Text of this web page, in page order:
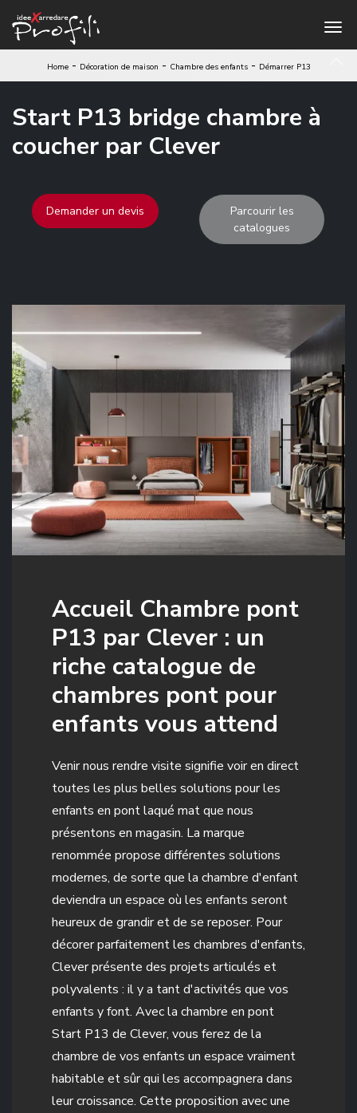
Home- Décoration de maison - Chambre des enfants - Démarrer P13
Start P13 bridge chambre à
coucher par Clever
Demander un devis
Parcourir les
catalogues
Accueil Chambre pont
P13 par Clever : un
riche catalogue de
chambres pont pour
enfants vous attend
Venir nous rendre visite signifie voir en direct
toutes les plus belles solutions pour les
enfants en pont laqué mat que nous
présentons en magasin. La marque
renommée propose différentes solutions
modernes, de sorte que la chambre d'enfant
deviendra un espace où les enfants seront
heureux de grandir et de se reposer. Pour
décorer parfaitement les chambres d'enfants,
Clever présente des projets articulés et
polyvalents : il y a tant d'activités que vos
enfants y font. Avec la chambre en pont
Start P13 de Clever, vous ferez de la
chambre de vos enfants un espace vraiment
habitable et sûr qui les accompagnera dans
leur croissance. Cette proposition avec une